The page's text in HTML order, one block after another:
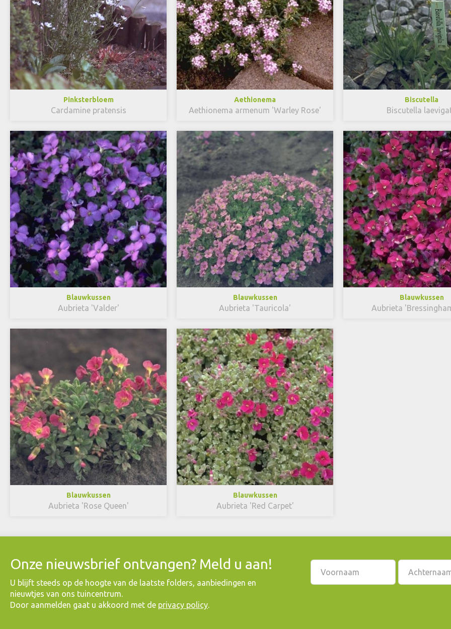
Pinksterbloem
Cardamine pratensis
Aethionema
Aethionema armenum 'Warley Rose'
Biscutella
Biscutella
Blauwkussen
Aubrieta 'Valder'
Blauwkussen
Aubrieta 'Tauricola'
Blauwkussen
Aubrieta
Blauwkussen
Aubrieta 'Rose Queen'
Blauwkussen
Aubrieta 'Red Carpet'
Onze nieuwsbrief ontvangen? Meld u aan!
​U blijft steeds op de hoogte van de laatste folders, aanbiedingen en
nieuwtjes van ons tuincentrum.
Door aanmelden gaat u akkoord met de privacy policy.